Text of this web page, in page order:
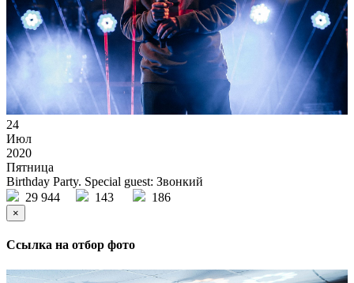
24
Июл
2020
Пятница
Birthday Party. Special guest: Звонкий
29 944
143 186
×
Ссылка на отбор фото